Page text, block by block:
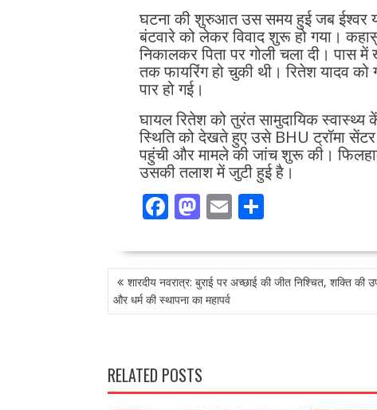
घटना की शुरुआत उस समय हुई जब ईश्वर
बंटवारे को लेकर विवाद शुरू हो गया।
निकालकर पिता पर गोली चला दी।
तक फायरिंग हो चुकी थी। रितेश यादव
पार हो गई।
घायल रितेश को तुरंत सामुदायिक स्वास्थ्य
स्थिति को देखते हुए उसे BHU ट्रॉमा
पहुंची और मामले की जांच शुरू की।
उसकी तलाश में जुटी हुई है।
F
ac
e
b
o
M
as
to
d
o
E
m
ai
l
S
ar
e
POST
NAVIGATION
शारदीय नवरात्र: बुराई पर अच्छाई की जीत निश्चित, शक्ति की
और धर्म की स्थापना का महापर्व
RELATED POSTS